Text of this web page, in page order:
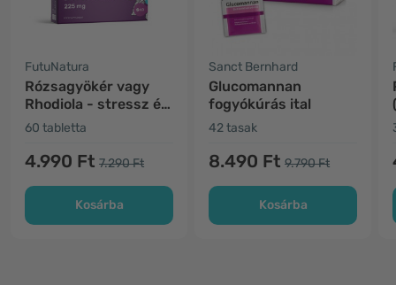
FutuNatura
Rózsagyökér vagy
Rhodiola - stressz és
hangulat
60 tabletta
4.990 Ft 7.290 Ft
Kosárba
Sanct Bernhard
Glucomannan
fogyókúrás ital
42 tasak
8.490 Ft 9.790 Ft
Kosárba